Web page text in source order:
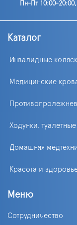
Пн-Пт 10:00-
Каталог
Инвалидные
Медицинские
Ходунки,
Домашняя
Красота и
Меню
Сотрудничество